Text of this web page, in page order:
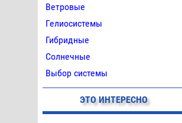
Ветровые
Гелиосистемы
Гибридные
Солнечные
Выбор системы
ЭТО ИНТЕРЕСНО